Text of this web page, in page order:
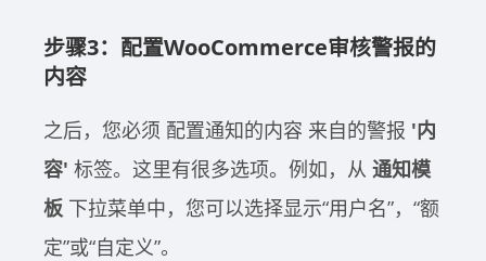
步骤3：配置WooCommerce审核警报的
内容
之后，您必须 配置通知的内容 来自的警报 '内
容' 标签。这里有很多选项。例如，从 通知模
板 下拉菜单中，您可以选择显示“用户名”，“额
定”或“自定义”。